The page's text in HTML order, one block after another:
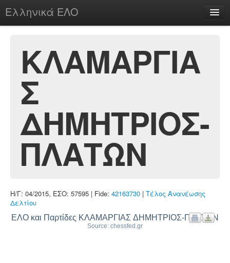
Ελληνικά ΕΛΟ
chesstu.be @ discord
Login
ΚΛΑΜΑΡΓΙΑ
Σ
ΔΗΜΗΤΡΙΟΣ-
ΠΛΑΤΩΝ
Η/Γ: 04/2015, ΕΣΟ: 57595 | Fide: 42163730 | Τέλος Ανανέωσης
Δελτίου
ΕΛΟ και Παρτίδες ΚΛΑΜΑΡΓΙΑΣ ΔΗΜΗΤΡΙΟΣ-ΠΛΑΤΩΝ
Source: chessfed.gr